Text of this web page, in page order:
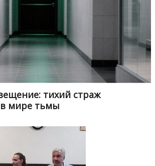
тихий страж
в мире тьмы